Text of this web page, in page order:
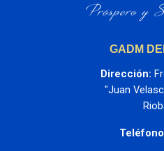
GADM
Dirección:
"Juan
Teléfono